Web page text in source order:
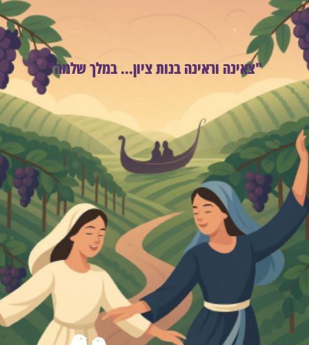
"צאינה וראינה בנות ציון... במלך שלמה"